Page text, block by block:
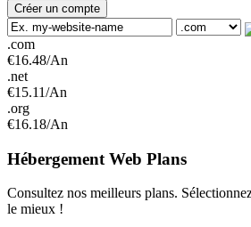
Créer un compte
.com
€16.48/An
.net
€15.11/An
.org
€16.18/An
Hébergement Web Plans
Consultez nos meilleurs plans.
le mieux !